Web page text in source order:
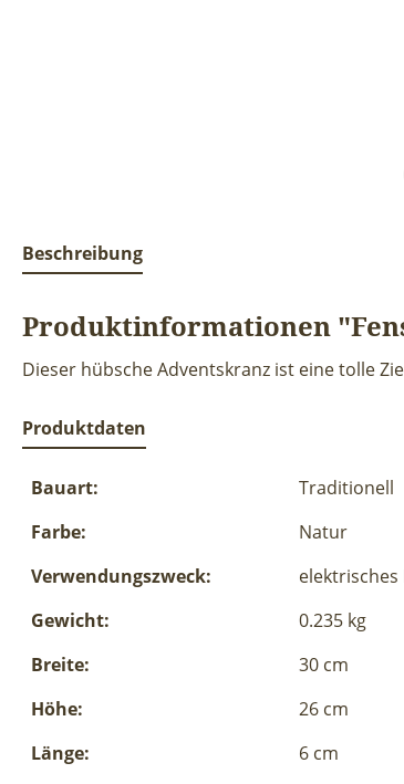
Beschreibung
Produktinformationen
Dieser hübsche Adventskranz ist eine tolle
Produktdaten
Bauart:
Traditionell
Farbe:
Natur
Verwendungszweck:
Gewicht:
0.235 kg
Breite:
30 cm
Höhe:
26 cm
Länge:
6 cm